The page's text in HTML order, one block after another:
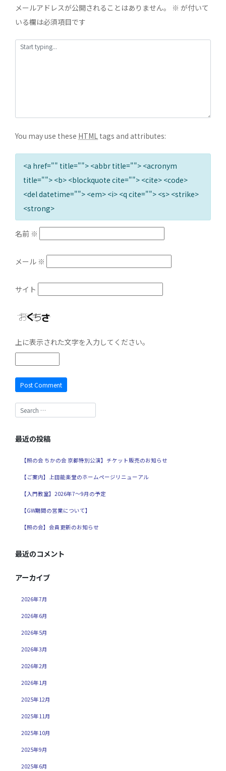
メールアドレスが公開されることはありません。 ※ が付いて
いる欄は必須項目です
You may use these HTML tags and attributes:
<a href="" title=""> <abbr title=""> <acronym
title=""> <b> <blockquote cite=""> <cite> <code>
<del datetime=""> <em> <i> <q cite=""> <s> <strike>
<strong>
名前 ※
メール ※
サイト
上に表示された文字を入力してください。
最近の投稿
【照の会 ちかの会 京都特別公演】チケット販売のお知らせ
【ご案内】上田能楽堂のホームページリニューアル
【入門教室】2026年7～9月の予定
【GW期間の営業について】
【照の会】会員更新のお知らせ
最近のコメント
アーカイブ
2026年7月
2026年6月
2026年5月
2026年3月
2026年2月
2026年1月
2025年12月
2025年11月
2025年10月
2025年9月
2025年6月